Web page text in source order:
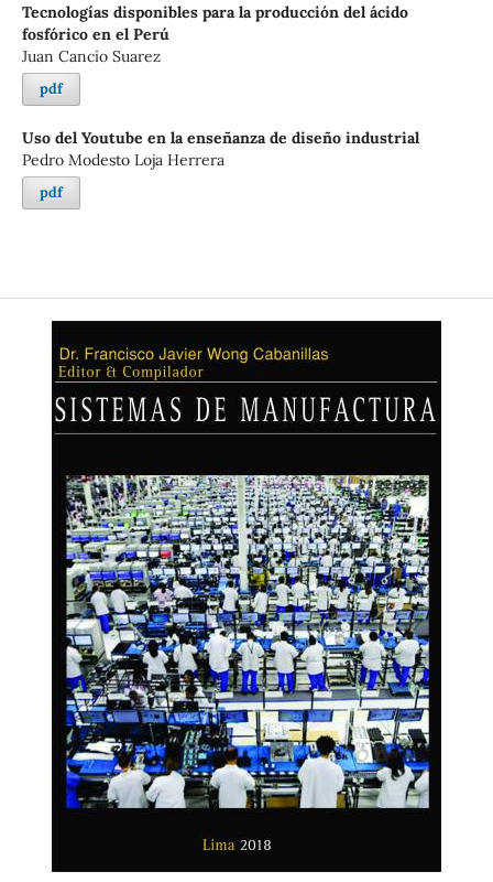
Tecnologías disponibles para la producción del ácido
fosfórico en el Perú
Juan Cancio Suarez
pdf
Uso del Youtube en la enseñanza de diseño industrial
Pedro Modesto Loja Herrera
pdf